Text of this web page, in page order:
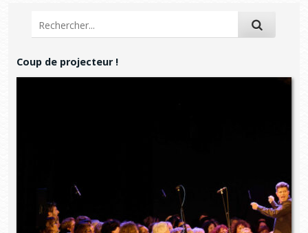
Coup de projecteur !